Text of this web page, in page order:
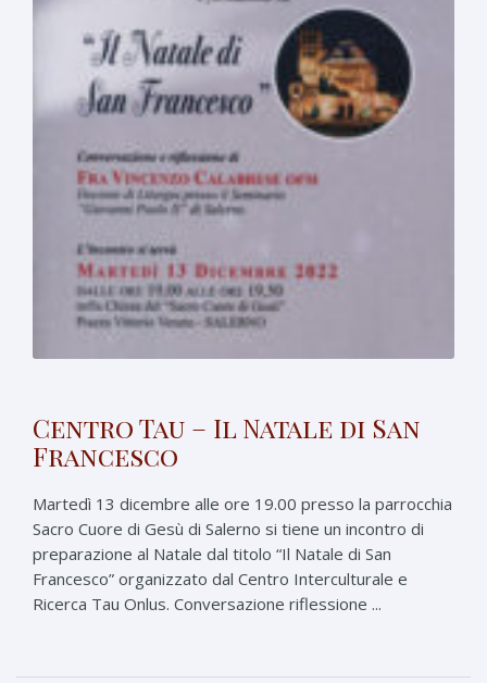
Centro Tau – Il Natale di San
Francesco
Martedì 13 dicembre alle ore 19.00 presso la parrocchia
Sacro Cuore di Gesù di Salerno si tiene un incontro di
preparazione al Natale dal titolo “Il Natale di San
Francesco” organizzato dal Centro Interculturale e
Ricerca Tau Onlus. Conversazione riflessione ...